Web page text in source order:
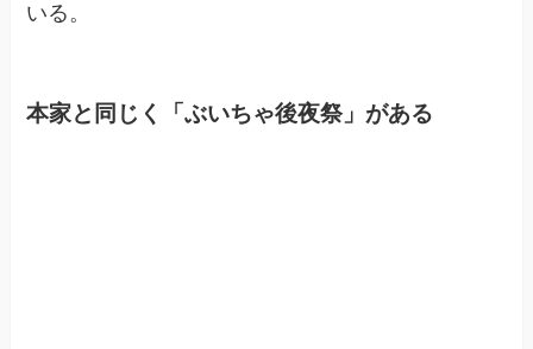
いる。
本家と同じく「ぶいちゃ後夜祭」がある